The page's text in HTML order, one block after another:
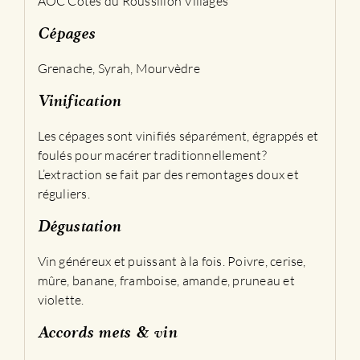
Cépages
Grenache, Syrah, Mourvèdre
Vinification
Les cépages sont vinifiés séparément, égrappés et
foulés pour macérer traditionnellement?
L’extraction se fait par des remontages doux et
réguliers.
Dégustation
Vin généreux et puissant à la fois. Poivre, cerise,
mûre, banane, framboise, amande, pruneau et
violette.
Accords mets & vin